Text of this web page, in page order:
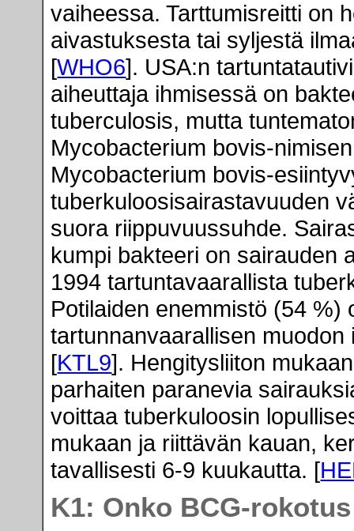
vaiheessa. Tarttumisreitti on
aivastuksesta tai syljestä
[WHO6]. USA:n
aiheuttaja ihmisessä on
tuberculosis, mutta
Mycobacterium bovis-
Mycobacterium bovis-
tuberkuloosisairastavuuden
suora riippuvuussuhde.
kumpi bakteeri on sairauden
1994 tartuntavaarallista
Potilaiden enemmistö (54 %)
tartunnanvaarallisen
[KTL9]. Hengitysliiton
parhaiten paranevia
voittaa tuberkuloosin
mukaan ja riittävän kauan,
tavallisesti 6-9 kuukautta. [
K1: Onko BCG-